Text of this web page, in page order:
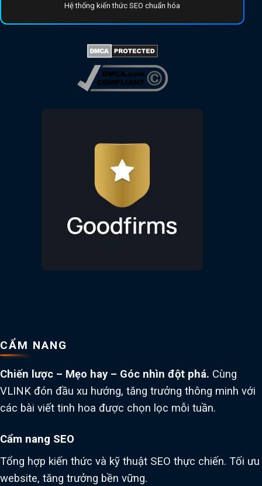
Hệ thống kiến thức SEO chuẩn hóa
CẨM NANG
Chiến lược – Mẹo hay – Góc nhìn đột phá. Cùng
VLINK đón đầu xu hướng, tăng trưởng thông minh với
các bài viết tinh hoa được chọn lọc mỗi tuần.
Cẩm nang SEO
Tổng hợp kiến thức và kỹ thuật SEO thực chiến. Tối ưu
website, tăng trưởng bền vững.